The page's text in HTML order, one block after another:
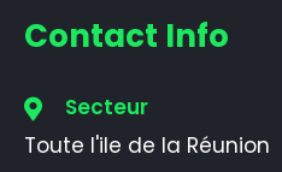
Contact Info
Secteur
Toute l'ile de la Réunion